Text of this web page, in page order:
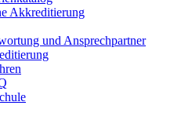
Akkreditierung
und Ansprechpartner